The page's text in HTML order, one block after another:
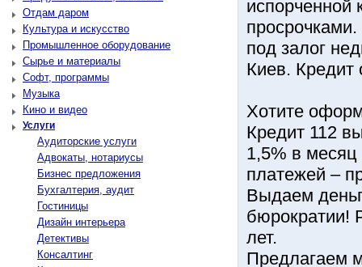
Отдам даром
Культура и искусство
Промышленное оборудование
Сырье и материалы
Софт, программы
Музыка
Кино и видео
Услуги
Аудиторские услуги
Адвокаты, нотариусы
Бизнес предложения
Бухгалтерия, аудит
Гостиницы
Дизайн интерьера
Детективы
Консалтинг
испорченной
под залог
Киев. Кредит
Хотите
Кредит 112
1,5% в месяц
платежей –
Выдаем
бюрократии!
лет.
Предлагаем